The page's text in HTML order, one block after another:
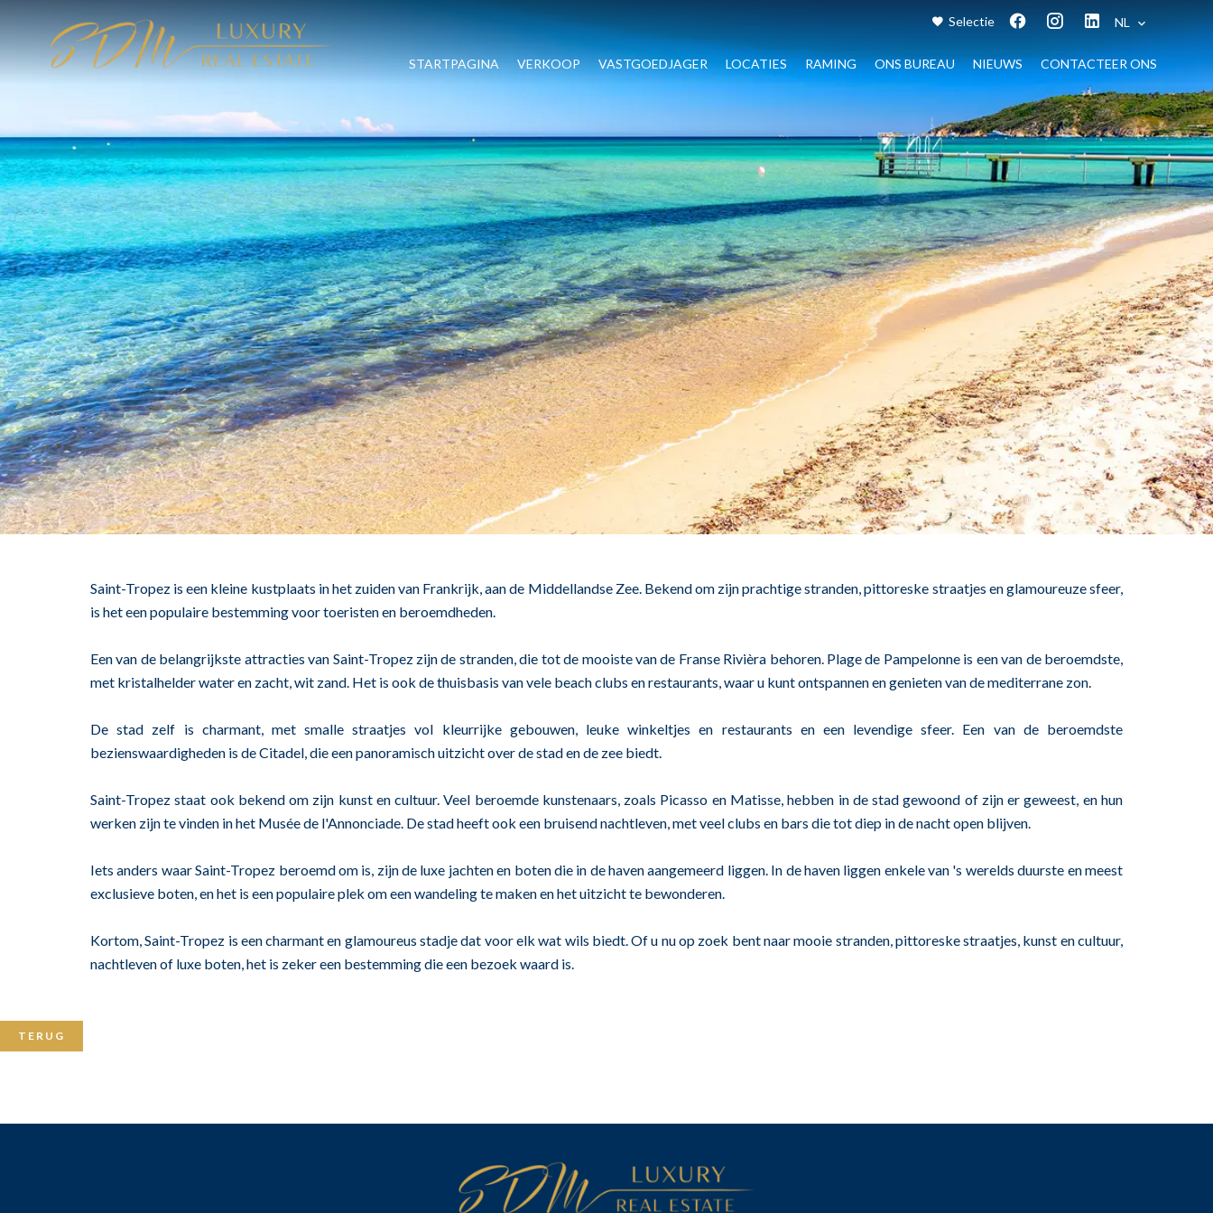
Selectie NL
STARTPAGINA VERKOOP VASTGOEDJAGER LOCATIES RAMING ONS BUREAU NIEUWS CONTACTEER ONS
Saint-Tropez is een kleine kustplaats in het zuiden van Frankrijk, aan de Middellandse Zee. Bekend om zijn prachtige stranden, pittoreske straatjes en glamoureuze sfeer,
is het een populaire bestemming voor toeristen en beroemdheden.
Een van de belangrijkste attracties van Saint-Tropez zijn de stranden, die tot de mooiste van de Franse Rivièra behoren. Plage de Pampelonne is een van de beroemdste,
met kristalhelder water en zacht, wit zand. Het is ook de thuisbasis van vele beach clubs en restaurants, waar u kunt ontspannen en genieten van de mediterrane zon.
De stad zelf is charmant, met smalle straatjes vol kleurrijke gebouwen, leuke winkeltjes en restaurants en een levendige sfeer. Een van de beroemdste
bezienswaardigheden is de Citadel, die een panoramisch uitzicht over de stad en de zee biedt.
Saint-Tropez staat ook bekend om zijn kunst en cultuur. Veel beroemde kunstenaars, zoals Picasso en Matisse, hebben in de stad gewoond of zijn er geweest, en hun
werken zijn te vinden in het Musée de l'Annonciade. De stad heeft ook een bruisend nachtleven, met veel clubs en bars die tot diep in de nacht open blijven.
Iets anders waar Saint-Tropez beroemd om is, zijn de luxe jachten en boten die in de haven aangemeerd liggen. In de haven liggen enkele van 's werelds duurste en meest
exclusieve boten, en het is een populaire plek om een wandeling te maken en het uitzicht te bewonderen.
Kortom, Saint-Tropez is een charmant en glamoureus stadje dat voor elk wat wils biedt. Of u nu op zoek bent naar mooie stranden, pittoreske straatjes, kunst en cultuur,
nachtleven of luxe boten, het is zeker een bestemming die een bezoek waard is.
TERUG